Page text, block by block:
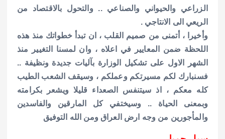
الزراعي والحيواني والصناعي .. والتحول بالاقتصاد من
الريعي الى الانتاجي .
وأخيرا ، أتمنى من صميم القلب ، ان تبدأ خطواتك منذ هذه
اللحظة ضمن المعايير في اعلاه ، وان لمسنا التغيير منذ
الشهر الاول على تشكيل الوزارة بآليات جديدة ونظيفة ..
فسنبارك لكم مسيرتكم وعملكم ، وسيقف الشعب الطيب
كله معكم ، اذ سيتنفس الصعداء قليلا ويشعر بكرامته
وبمعنى الحياة .. وسيختفي كل المارقين والفاسدين
والمأجورين من وجه ارض العراق ومن الله التوفيق